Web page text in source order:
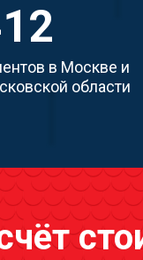
в Москве и
области